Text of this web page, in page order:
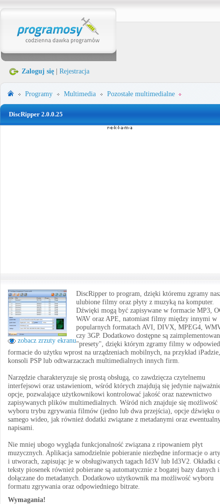
Zaloguj się Rejestracja
Programy Multimedia Pozostałe multimedialne
DiscRipper 2.0.0.25
zobacz zrzuty ekranu
DiscRipper to program, dzięki któremu zgramy
ulubione filmy oraz płyty z muzyką na komputer.
Dźwięki mogą być zapisywane w formacie MP3,
WAV oraz APE, natomiast filmy między innymi w
popularnych formatach AVI, DIVX, MPEG4,
czy 3GP. Dodatkowo dostępne są
"presety", dzięki którym zgramy filmy w
formacie do użytku wprost na urządzeniach mobilnych, na przykład iPadzie,
konsoli PSP lub odtwarzaczach multimedialnych innych firm.
Narzędzie charakteryzuje się prostą obsługą, co zawdzięcza czytelnemu
interfejsowi oraz ustawieniom, wśród których znajdują się jedynie
opcje, pozwalające użytkownikowi kontrolować jakość oraz nazewnictwo
zapisywanych plików multimedialnych. Wśród nich znajduje się możliwość
wyboru trybu zgrywania filmów (jedno lub dwa przejścia), opcje dźwięku
samego wideo, jak również dodatki związane z metadanymi oraz
napisami.
Nie mniej ubogo wygląda funkcjonalność związana z ripowaniem płyt
muzycznych. Aplikacja samodzielnie pobieranie niezbędne informacje o
i utworach, zapisując je w obsługiwanych tagach Id3V lub Id3V2. Okładki
teksty piosenek również pobierane są automatycznie z bogatej bazy danych i
dołączane do metadanych. Dodatkowo użytkownik ma możliwość wyboru
formatu zgrywania oraz odpowiedniego bitrate.
Wymagania!